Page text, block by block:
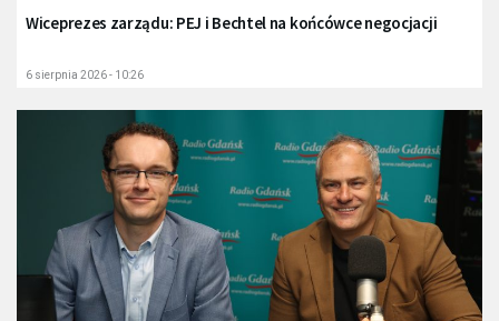
Wiceprezes zarządu: PEJ i Bechtel na końcówce negocjacji
6 sierpnia 2026 - 10:26